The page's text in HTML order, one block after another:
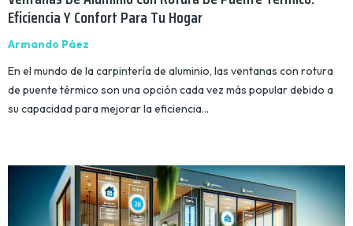
Eficiencia Y Confort Para Tu Hogar
Armando Páez
En el mundo de la carpintería de aluminio, las ventanas con rotura
de puente térmico son una opción cada vez más popular debido a
su capacidad para mejorar la eficiencia…